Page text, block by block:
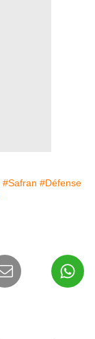
#Safran #Défense